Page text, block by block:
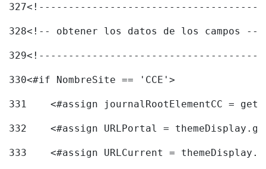
327<!-------------------------------------
328<!-- obtener los datos de los campos --
329<!-------------------------------------
330<#if NombreSite == 'CCE'>
331
<#assign journalRootElementCC =
332
<#assign URLPortal =
333
<#assign URLCurrent =